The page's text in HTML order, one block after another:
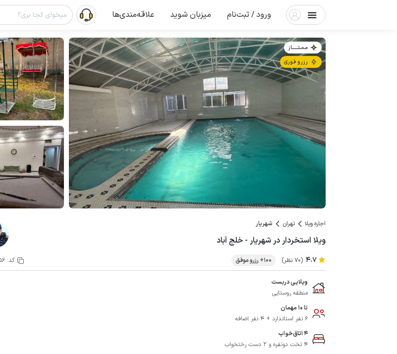
ورود / ثبت‌نام میزبان شوید علاقه‌مندی‌ها
مـمـتــــــاز
رزرو فوری
اجاره ویلا تهران شهریار
ویلا استخردار در شهریار - خلج آباد
4.7 (70 نظر) 100+ رزرو موفق کد:
ویلایی دربست
منطقه روستایی
تا 10 مهمان
6 نفر استاندارد + 4 نفر اضافه
4 اتاق‌خواب
4 تخت دونفره و 2 دست رختخواب